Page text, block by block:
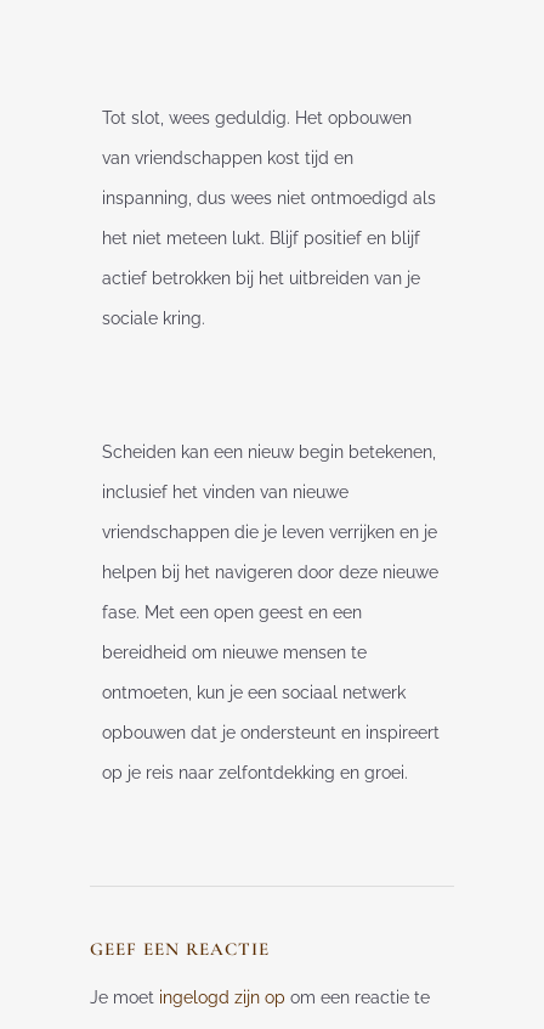
Tot slot, wees geduldig. Het opbouwen
van vriendschappen kost tijd en
inspanning, dus wees niet ontmoedigd als
het niet meteen lukt. Blijf positief en blijf
actief betrokken bij het uitbreiden van je
sociale kring.
Scheiden kan een nieuw begin betekenen,
inclusief het vinden van nieuwe
vriendschappen die je leven verrijken en je
helpen bij het navigeren door deze nieuwe
fase. Met een open geest en een
bereidheid om nieuwe mensen te
ontmoeten, kun je een sociaal netwerk
opbouwen dat je ondersteunt en inspireert
op je reis naar zelfontdekking en groei.
GEEF EEN REACTIE
Je moet ingelogd zijn op om een reactie te